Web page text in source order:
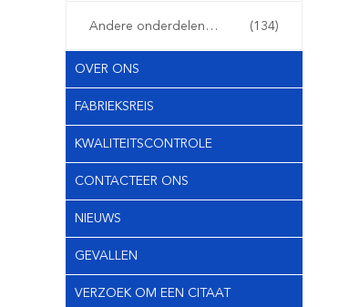
Andere onderdelen voor auto's (134)
OVER ONS
FABRIEKSREIS
KWALITEITSCONTROLE
CONTACTEER ONS
NIEUWS
GEVALLEN
VERZOEK OM EEN CITAAT